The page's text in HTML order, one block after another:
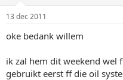
13 dec 2011
oke bedank willem
ik zal hem dit weekend wel
gebruikt eerst ff die oil